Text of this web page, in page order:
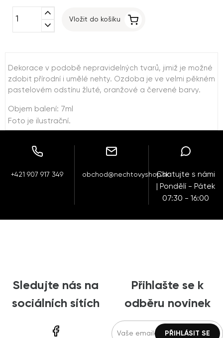
expand_less
expand_more
Vložit do košíku
Dekorace v podobě nepravidelných tvarů, jimiž je možné
zdobit přírodní i umělé nehty. Ozdoba je ve velmi pěkném
pastelovém odstínu žluté, oranžové a červené barvy.
Objem balení: 7ml
Foto je ilustrační.
+421 907 917 349 obchod@nechtovyshop.skChatujte s námi
| Pondělí - Pátek
07:30 - 16:00
Sledujte nás na
sociálních sítích
Přihlašte se k
odběru novinek